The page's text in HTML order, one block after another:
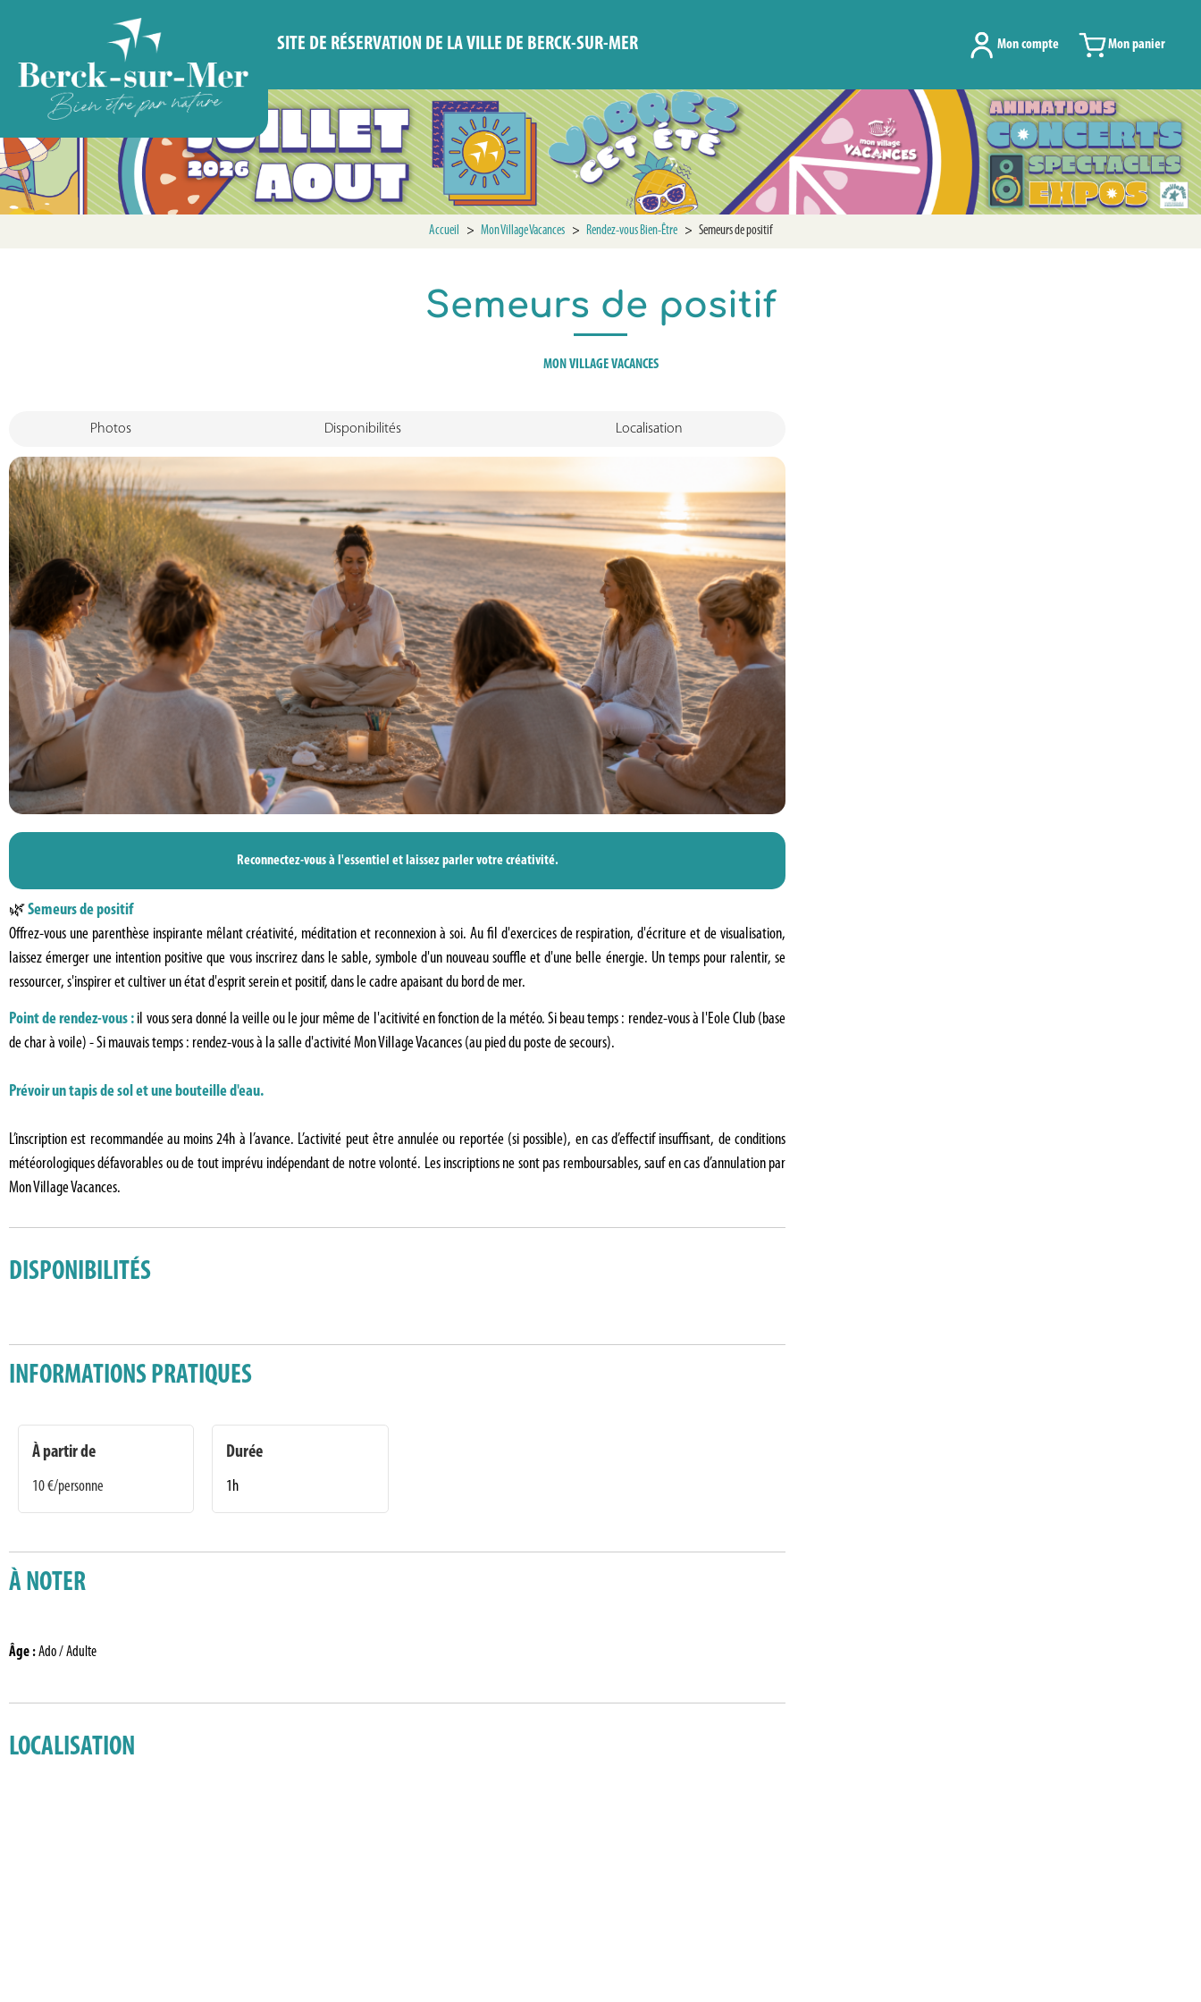
SITE DE RÉSERVATION DE LA VILLE DE BERCK-SUR-MER Mon compte Mon panier
Accueil > Mon Village Vacances > Rendez-vous Bien-Être > Semeurs de positif
Semeurs de positif
MON VILLAGE VACANCES
Photos Disponibilités Localisation
Reconnectez-vous à l'essentiel et laissez parler votre créativité.
🌿Semeurs de positif
Offrez-vous une parenthèse inspirante mêlant créativité, méditation et reconnexion à soi. Au fil d'exercices de respiration, d'écriture et de visualisation,
laissez émerger une intention positive que vous inscrirez dans le sable, symbole d'un nouveau souffle et d'une belle énergie. Un temps pour ralentir, se
ressourcer, s'inspirer et cultiver un état d'esprit serein et positif, dans le cadre apaisant du bord de mer.
Point de rendez-vous : il vous sera donné la veille ou le jour même de l'acitivité en fonction de la météo. Si beau temps : rendez-vous à l'Eole Club (base
de char à voile) - Si mauvais temps : rendez-vous à la salle d'activité Mon Village Vacances (au pied du poste de secours).
Prévoir un tapis de sol et une bouteille d'eau.
L’inscription est recommandée au moins 24h à l’avance. L’activité peut être annulée ou reportée (si possible), en cas d’effectif insuffisant, de conditions
météorologiques défavorables ou de tout imprévu indépendant de notre volonté. Les inscriptions ne sont pas remboursables, sauf en cas d’annulation par
Mon Village Vacances.
DISPONIBILITÉS
INFORMATIONS PRATIQUES
À partir de
10€/personne
Durée
1h
À NOTER
Âge :Ado / Adulte
LOCALISATION